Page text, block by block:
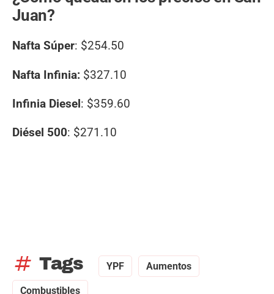
Juan?
Nafta Súper: $254.50
Nafta Infinia: $327.10
Infinia Diesel: $359.60
Diésel 500: $271.10
tag Tags YPF Aumentos
Combustibles